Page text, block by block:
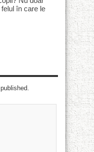
în care le